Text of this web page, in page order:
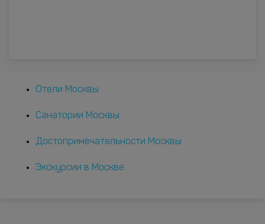
Отели Москвы
Санатории Москвы
Достопримечательности Москвы
Экскурсии в Москве